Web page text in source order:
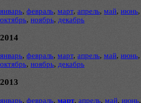
январь, февраль, март, апрель, май, июнь,
октябрь, ноябрь, декабрь
2014
январь, февраль, март, апрель, май, июнь,
октябрь, ноябрь, декабрь
2013
январь, февраль, март, апрель, май, июнь,